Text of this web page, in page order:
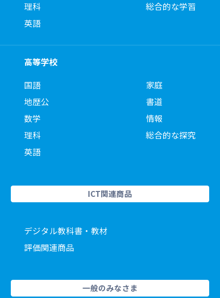
理科
英語
総合的な学習
高等学校
国語
地歴公
数学
理科
英語
家庭
書道
情報
総合的な探究
ICT関連商品
デジタル教科書・教材
評価関連商品
一般のみなさま